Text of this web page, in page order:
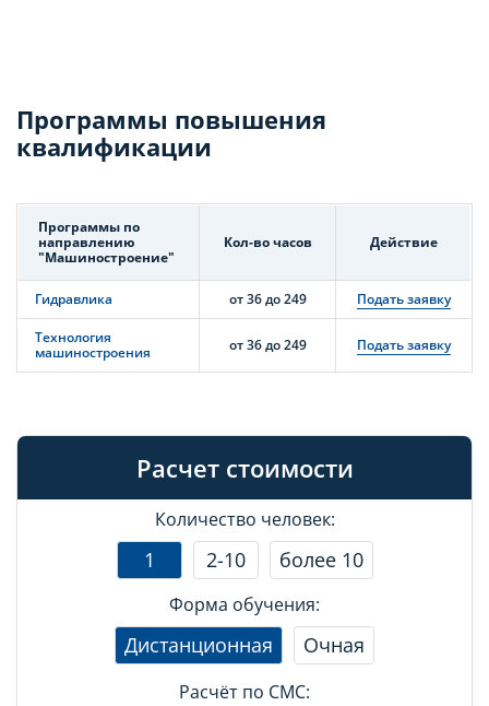
Программы повышения
квалификации
Программы по
направлению
"Машиностроение"
Кол-во часов Действие
Гидравлика от 36 до 249 Подать заявку
Технология
машиностроения
от 36 до 249 Подать заявку
Расчет стоимости
Количество человек:
1 2-10 более 10
Форма обучения:
Дистанционная Очная
Расчёт по СМС: